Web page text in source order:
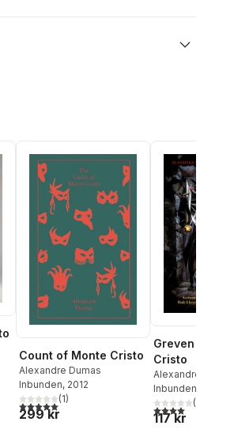
röster:
Count of Monte Cristo
Alexandre Dumas
Inbunden, 2012
5,0utav 5 stjärnor. Totalt antal röster:
(1)
299 kr
Greven av
Cristo
Alexandre
Inbunden
4,0utav 5(
117 kr